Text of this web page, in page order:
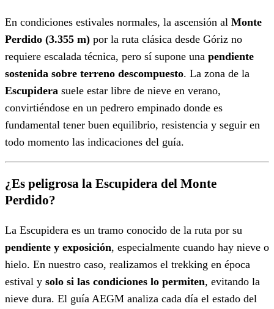
En condiciones estivales normales, la ascensión al Monte
Perdido (3.355 m) por la ruta clásica desde Góriz no
requiere escalada técnica, pero sí supone una pendiente
sostenida sobre terreno descompuesto. La zona de la
Escupidera suele estar libre de nieve en verano,
convirtiéndose en un pedrero empinado donde es
fundamental tener buen equilibrio, resistencia y seguir en
todo momento las indicaciones del guía.
¿Es peligrosa la Escupidera del Monte
Perdido?
La Escupidera es un tramo conocido de la ruta por su
pendiente y exposición, especialmente cuando hay nieve o
hielo. En nuestro caso, realizamos el trekking en época
estival y solo si las condiciones lo permiten, evitando la
nieve dura. El guía AEGM analiza cada día el estado del